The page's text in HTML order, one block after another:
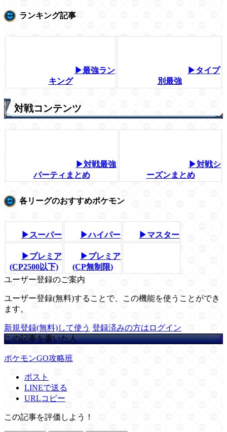
ランキング記事
▶最強ラン
キング
▶タイプ
別最強
対戦コンテンツ
▶対戦最強
パーティまとめ
▶対戦シ
ーズンまとめ
各リーグのおすすめポケモン
▶スーパー ▶ハイパー ▶マスター
▶プレミア
(CP2500以下)
▶プレミア
(CP無制限)
ユーザー登録のご案内
ユーザー登録(無料)することで、この機能を使うことができ
ます。
新規登録(無料)して使う 登録済みの方はログイン
この記事を書いた人
ポケモンGO攻略班
ポスト
LINEで送る
URLコピー
この記事を評価しよう！